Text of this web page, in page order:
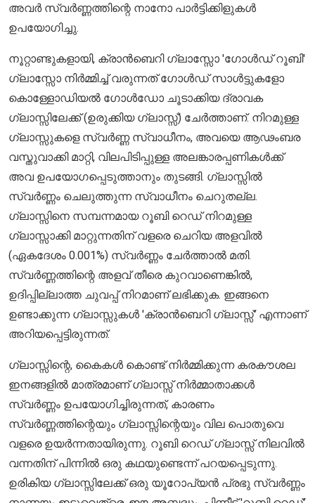
അവർ സ്വർണ്ണത്തിന്റെ നാനോ പാർട്ടിക്കിളുകൾ
ഉപയോഗിച്ചു.
നൂറ്റാണ്ടുകളായി, ക്രാൻബെറി ഗ്ലാസ്സോ 'ഗോൾഡ് റൂബി'
ഗ്ലാസ്സോ നിർമ്മിച്ച് വരുന്നത് ഗോൾഡ് സാൾട്ടുകളോ
കൊള്ളോഡിയൽ ഗോൾഡോ ചൂടാക്കിയ ദ്രാവക
ഗ്ലാസ്സിലേക്ക് (ഉരുക്കിയ ഗ്ലാസ്സ്) ചേർത്താണ്. നിറമുള്ള
ഗ്ലാസ്സുകളെ സ്വർണ്ണ സ്വാധീനം, അവയെ ആഢംബര
വസ്തുവാക്കി മാറ്റി, വിലപിടിപ്പുള്ള അലങ്കാരപ്പണികൾക്ക്
അവ ഉപയോഗപ്പെടുത്താനും തുടങ്ങി. ഗ്ലാസ്സിൽ
സ്വർണ്ണം ചെലുത്തുന്ന സ്വാധീനം ചെറുതല്ല.
ഗ്ലാസ്സിനെ സമ്പന്നമായ റൂബി റെഡ് നിറമുള്ള
ഗ്ലാസ്സാക്കി മാറ്റുന്നതിന് വളരെ ചെറിയ അളവിൽ
(ഏകദേശം 0.001%) സ്വർണ്ണം ചേർത്താൽ മതി.
സ്വർണ്ണത്തിന്റെ അളവ് തീരെ കുറവാണെങ്കിൽ,
ഉദിപ്പില്ലാത്ത ചുവപ്പ് നിറമാണ് ലഭിക്കുക. ഇങ്ങനെ
ഉണ്ടാക്കുന്ന ഗ്ലാസ്സുകൾ 'ക്രാൻബെറി ഗ്ലാസ്സ്' എന്നാണ്
അറിയപ്പെട്ടിരുന്നത്.
ഗ്ലാസ്സിന്റെ, കൈകൾ കൊണ്ട് നിർമ്മിക്കുന്ന കരകൗശല
ഇനങ്ങളിൽ മാത്രമാണ് ഗ്ലാസ്സ് നിർമ്മാതാക്കൾ
സ്വർണ്ണം ഉപയോഗിച്ചിരുന്നത്, കാരണം
സ്വർണ്ണത്തിന്റെയും ഗ്ലാസ്സിന്റെയും വില പൊതുവെ
വളരെ ഉയർന്നതായിരുന്നു. റൂബി റെഡ് ഗ്ലാസ്സ് നിലവിൽ
വന്നതിന് പിന്നിൽ ഒരു കഥയുണ്ടെന്ന് പറയപ്പെടുന്നു.
ഉരികിയ ഗ്ലാസ്സിലേക്ക് ഒരു യൂറോപ്യൻ പ്രഭു സ്വർണ്ണം